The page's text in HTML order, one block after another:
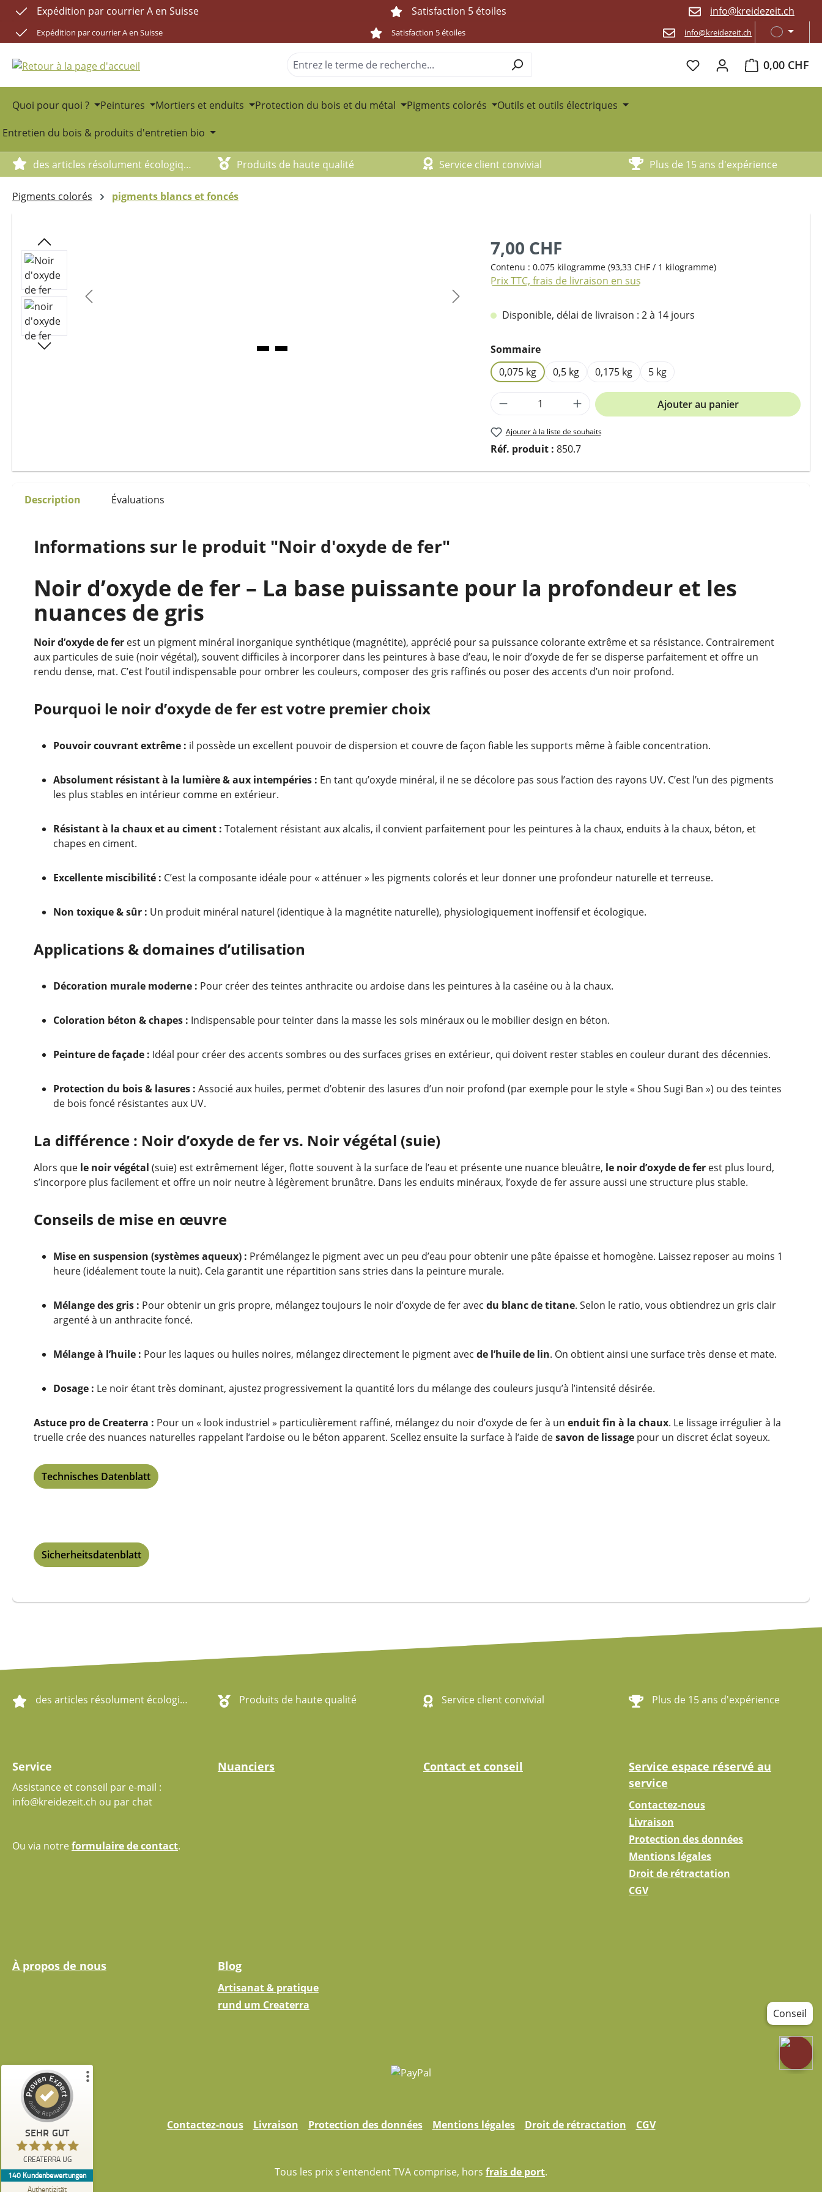
au contenu principal
Passer à la recherche
Passer à la navigation principale
Expédition par courrier A en Suisse Satisfaction 5 étoiles info@kreidezeit.ch
Expédition par courrier A en Suisse Satisfaction 5 étoiles info@kreidezeit.ch
0,00 CHF
Le panier
Quoi pour quoi ? Peintures Mortiers et enduits Protection du bois et du métal Pigments colorés Outils et outils électriques
Entretien du bois & produits d'entretien bio
des articles résolument écologiques Produits de haute qualité Service client convivial Plus de 15 ans d'expérience
Pigments colorés pigments blancs et foncés
Ignorer la galerie d'images 7,00 CHF
Contenu : 0.075 kilogramme (93,33 CHF / 1 kilogramme)
Prix TTC, frais de livraison en sus
Disponible, délai de livraison : 2 à 14 jours
Sélectionnez
Sommaire
0,075 kg
0,5 kg 0,175 kg 5 kg
Quantité de produit : Entrez la quantité
Ajouter au panier
Ajouter à la liste de souhaits
Réf. produit : 850.7
Description Évaluations
Informations sur le produit "Noir d'oxyde de fer"
Noir d’oxyde de fer – La base puissante pour la profondeur et les
nuances de gris
Noir d’oxyde de fer est un pigment minéral inorganique synthétique (magnétite), apprécié pour sa puissance colorante extrême et sa résistance. Contrairement
aux particules de suie (noir végétal), souvent difficiles à incorporer dans les peintures à base d’eau, le noir d’oxyde de fer se disperse parfaitement et offre un
rendu dense, mat. C’est l’outil indispensable pour ombrer les couleurs, composer des gris raffinés ou poser des accents d’un noir profond.
Pourquoi le noir d’oxyde de fer est votre premier choix
Pouvoir couvrant extrême : il possède un excellent pouvoir de dispersion et couvre de façon fiable les supports même à faible concentration.
Absolument résistant à la lumière & aux intempéries : En tant qu’oxyde minéral, il ne se décolore pas sous l’action des rayons UV. C’est l’un des pigments
les plus stables en intérieur comme en extérieur.
Résistant à la chaux et au ciment : Totalement résistant aux alcalis, il convient parfaitement pour les peintures à la chaux, enduits à la chaux, béton, et
chapes en ciment.
Excellente miscibilité : C’est la composante idéale pour « atténuer » les pigments colorés et leur donner une profondeur naturelle et terreuse.
Non toxique & sûr : Un produit minéral naturel (identique à la magnétite naturelle), physiologiquement inoffensif et écologique.
Applications & domaines d’utilisation
Décoration murale moderne : Pour créer des teintes anthracite ou ardoise dans les peintures à la caséine ou à la chaux.
Coloration béton & chapes : Indispensable pour teinter dans la masse les sols minéraux ou le mobilier design en béton.
Peinture de façade : Idéal pour créer des accents sombres ou des surfaces grises en extérieur, qui doivent rester stables en couleur durant des décennies.
Protection du bois & lasures : Associé aux huiles, permet d’obtenir des lasures d’un noir profond (par exemple pour le style « Shou Sugi Ban ») ou des teintes
de bois foncé résistantes aux UV.
La différence : Noir d’oxyde de fer vs. Noir végétal (suie)
Alors que le noir végétal (suie) est extrêmement léger, flotte souvent à la surface de l’eau et présente une nuance bleuâtre, le noir d’oxyde de fer est plus lourd,
s’incorpore plus facilement et offre un noir neutre à légèrement brunâtre. Dans les enduits minéraux, l’oxyde de fer assure aussi une structure plus stable.
Conseils de mise en œuvre
Mise en suspension (systèmes aqueux) : Prémélangez le pigment avec un peu d’eau pour obtenir une pâte épaisse et homogène. Laissez reposer au moins 1
heure (idéalement toute la nuit). Cela garantit une répartition sans stries dans la peinture murale.
Mélange des gris : Pour obtenir un gris propre, mélangez toujours le noir d’oxyde de fer avec du blanc de titane. Selon le ratio, vous obtiendrez un gris clair
argenté à un anthracite foncé.
Mélange à l’huile : Pour les laques ou huiles noires, mélangez directement le pigment avec de l’huile de lin. On obtient ainsi une surface très dense et mate.
Dosage : Le noir étant très dominant, ajustez progressivement la quantité lors du mélange des couleurs jusqu’à l’intensité désirée.
Astuce pro de Createrra : Pour un « look industriel » particulièrement raffiné, mélangez du noir d’oxyde de fer à un enduit fin à la chaux. Le lissage irrégulier à la
truelle crée des nuances naturelles rappelant l’ardoise ou le béton apparent. Scellez ensuite la surface à l’aide desavon de lissage pour un discret éclat soyeux.
Technisches Datenblatt
Sicherheitsdatenblatt
SEHR GUT
CREATERRA UG
140 Kundenbewertungen
Authentizität
Kundenbewertungen und Erfahrungen zu
CREATERRA UG
SEHR GUT
5,00
/
5,00
des articles résolument écologiques Produits de haute qualité Service client convivial Plus de 15 ans d'expérience
Service
Assistance et conseil par e-mail :
info@kreidezeit.ch ou par chat
Ou via notreformulaire de contact.
Nuanciers Contact et conseil
Service espace réservé au
service
Contactez-nous
Livraison
Protection des données
Mentions légales
Droit de rétractation
CGV
À propos de nous Blog
Artisanat & pratique
rund um Createrra
Contactez-nous Livraison Protection des données Mentions légales Droit de rétractation CGV
Tous les prix s'entendent TVA comprise, hors frais de port.
Conseil